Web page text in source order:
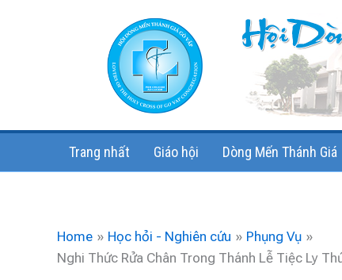
Trang nhất Giáo hội Dòng Mến Thánh Giá
Home Học hỏi - Nghiên cứu
Phụng Vụ
Nghi Thức Rửa Chân Trong Thánh Lễ Tiệc Ly